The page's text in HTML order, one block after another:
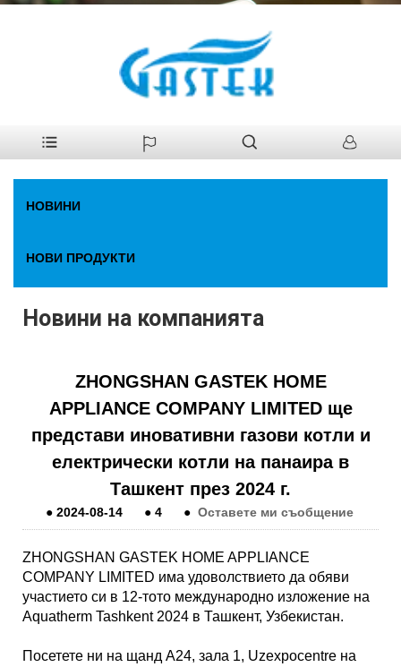
дома
Новини на компанията
НОВИНИ
НОВИ ПРОДУКТИ
Новини на компанията
ZHONGSHAN GASTEK HOME
APPLIANCE COMPANY LIMITED ще
представи иновативни газови котли и
електрически котли на панаира в
Ташкент през 2024 г.
●2024-08-14 ●4 ● Оставете ми съобщение
ZHONGSHAN GASTEK HOME APPLIANCE
COMPANY LIMITED има удоволствието да обяви
участието си в 12-тото международно изложение на
Aquatherm Tashkent 2024 в Ташкент, Узбекистан.
Посетете ни на щанд A24, зала 1, Uzexpocentre на